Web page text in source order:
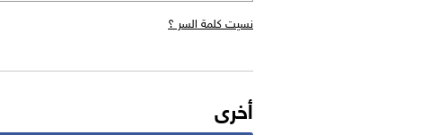
نسيت كلمة السر ؟
أخرى